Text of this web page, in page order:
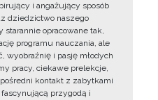
i angażujący sposób
dziedzictwo naszego
starannie opracowane tak,
programu nauczania, ale
wyobraźnię i pasję młodych
pracy, ciekawe prelekcje,
kontakt z zabytkami
przygodą i